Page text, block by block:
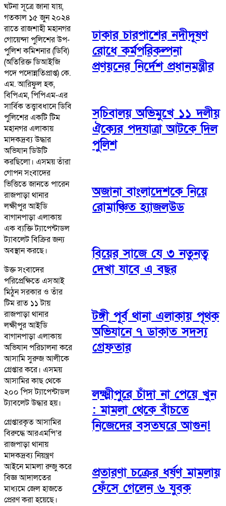
ঘটনা সূত্রে জানা যায়,
গতকাল ১৫ জুন ২০২৪
রাতে রাজশাহী মহানগর
গোয়েন্দা পুলিশের উপ-
পুলিশ কমিশনার (ডিবি)
(অতিরিক্ত ডিআইজি
পদে পদোন্নতিপ্রাপ্ত) কে.
এম. আরিফুল হক,
বিপিএম, পিপিএম-এর
সার্বিক তত্ত্বাবধানে ডিবি
পুলিশের একটি টিম
মহানগর এলাকায়
মাদকদ্রব্য উদ্ধার
অভিযান ডিউটি
করছিলো। এসময় তাঁরা
গোপন সংবাদের
ভিত্তিতে জানতে পারেন
রাজপাড়া থানার
লক্ষীপুর আইডি
বাগানপাড়া এলাকায়
এক ব্যক্তি ট্যাপেন্টাডল
ট্যাবলেট বিক্রির জন্য
অবস্থান করছে।
উক্ত সংবাদের
পরিপ্রেক্ষিতে এসআই
মিঠুন সরকার ও তাঁর
টিম রাত ১১ টায়
রাজপাড়া থানার
লক্ষীপুর আইডি
বাগানপাড়া এলাকায়
অভিযান পরিচালনা করে
আসামি সুরুজ আলীকে
গ্রেপ্তার করে। এসময়
আসামির কাছ থেকে
২০০ পিস ট্যাপেন্টাডল
ট্যাবলেট উদ্ধার হয়।
গ্রেপ্তারকৃত আসামির
বিরুদ্ধে আরএমপি’র
রাজপাড়া থানায়
মাদকদ্রব্য নিয়ন্ত্রণ
আইনে মামলা রুজু করে
বিজ্ঞ আদালতের
মাধ্যমে জেল হাজতে
প্রেরণ করা হয়েছে।
ঢাকার চারপাশের নদীদূষণ
রোধে কর্মপরিকল্পনা
প্রণয়নের নির্দেশ প্রধানমন্ত্রীর
সচিবালয় অভিমুখে ১১ দলীয়
ঐক্যের পদযাত্রা আটকে দিল
পুলিশ
অজানা বাংলাদেশকে নিয়ে
রোমাঞ্চিত হ্যাজলউড
বিয়ের সাজে যে ৩ নতুনত্ব
দেখা যাবে এ বছর
টঙ্গী পূর্ব থানা এলাকায় পৃথক
অভিযানে ৭ ডাকাত সদস্য
গ্রেফতার
লক্ষ্মীপুরে চাঁদা না পেয়ে খুন
: মামলা থেকে বাঁচতে
নিজেদের বসতঘরে আগুন!
প্রতারণা চক্রের ধর্ষণ মামলায়
ফেঁসে গেলেন ৬ যুবক